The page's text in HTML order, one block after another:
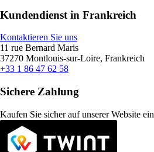
Kundendienst in Frankreich
Kontaktieren Sie uns
11 rue Bernard Maris
37270 Montlouis-sur-Loire, Frankreich
+33 1 86 47 62 58
Sichere Zahlung
Kaufen Sie sicher auf unserer Website ein